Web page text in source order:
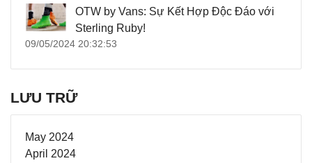
OTW by Vans: Sự Kết Hợp Độc Đáo với
Sterling Ruby!
09/05/2024 20:32:53
LƯU TRỮ
May 2024
April 2024